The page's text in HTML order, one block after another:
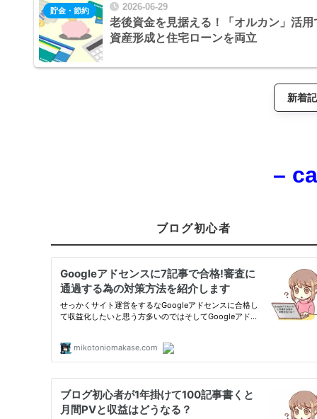
2026-06-29
老後資金を見据える！「オルカン」活用
資産形成と住宅ローンを両立
貯金・節約
新着
–
ブログ初心者